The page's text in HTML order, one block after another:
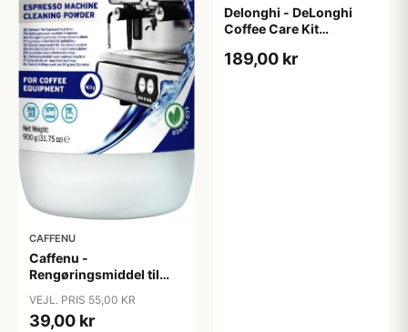
CAFFENU
Caffenu -
Rengøringsmiddel til
(900g)
VEJL. PRIS 55,00 KR
39,00 kr
Delonghi - DeLonghi
Coffee Care Kit
189,00 kr